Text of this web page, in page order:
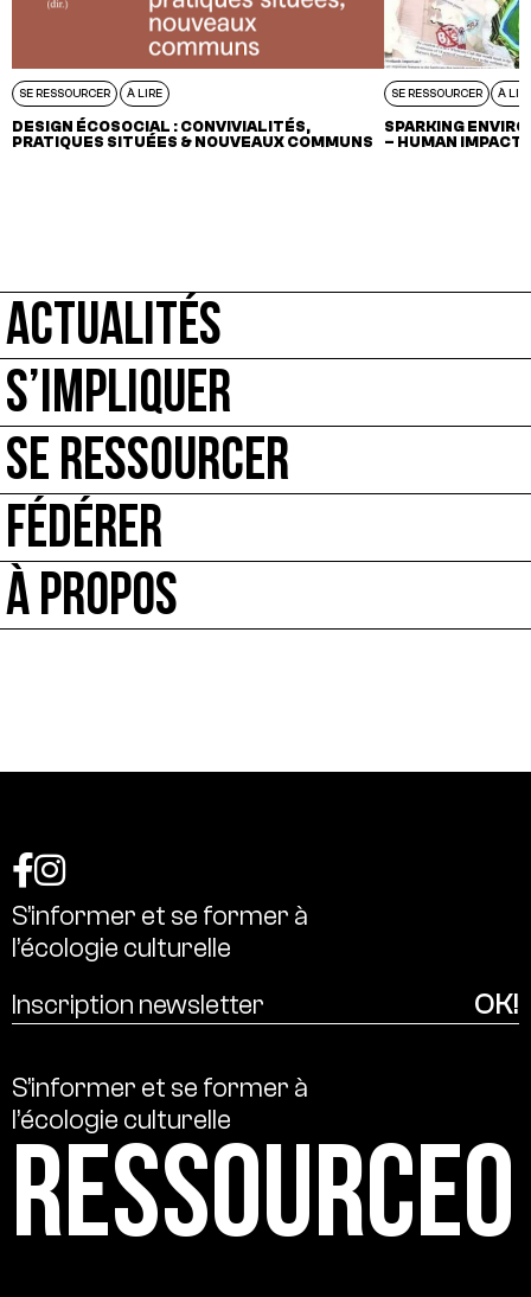
SE RESSOURCER À LIRE
DESIGN ÉCOSOCIAL : CONVIVIALITÉS,
PRATIQUES SITUÉES & NOUVEAUX COMMUNS
SE RESSOURCER À
SPARKING
– HUMAN
ACTUALITÉS
S’IMPLIQUER
SE RESSOURCER
FÉDÉRER
À PROPOS
S’informer et se former à
l’écologie culturelle
S’informer et se former à
l’écologie culturelle
Ressource0